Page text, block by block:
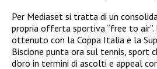
Per Mediaset si tratta di un
propria offerta sportiva “free to air”.
ottenuto con la Coppa Italia e la
Biscione punta ora sul tennis, sport
d’oro in termini di ascolti e appeal